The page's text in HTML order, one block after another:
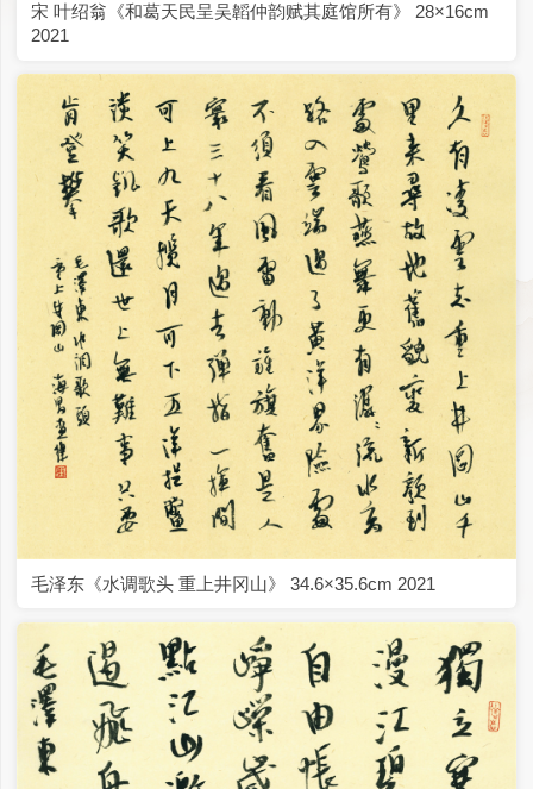
宋 叶绍翁《和葛天民呈吴韜仲韵赋其庭馆所有》 28×16cm
2021
毛泽东《水调歌头 重上井冈山》 34.6×35.6cm 2021